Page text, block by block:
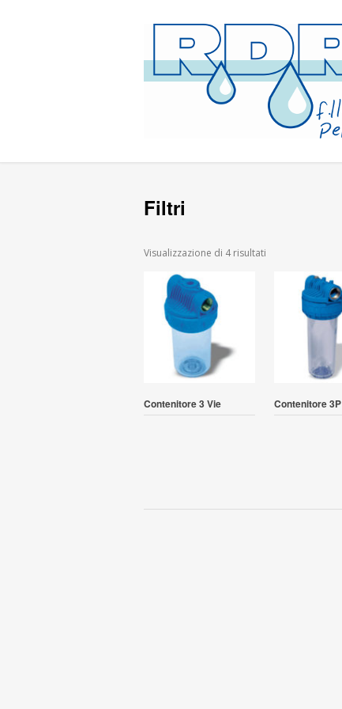
Filtri
Visualizzazione di 4 risultati
Contenitore 3 Vie Contenitore 3P